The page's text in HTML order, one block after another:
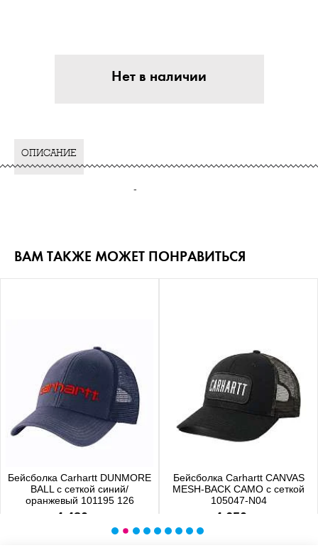
Нет в наличии
ОПИСАНИЕ
-
ВАМ ТАКЖЕ МОЖЕТ ПОНРАВИТЬСЯ
Бейсболка Carhartt DUNMORE
BALL с сеткой синий/
оранжевый 101195 126
4 480 р.
Бейсболка Carhartt CANVAS
MESH-BACK CAMO с сеткой
105047-N04
4 650 р.